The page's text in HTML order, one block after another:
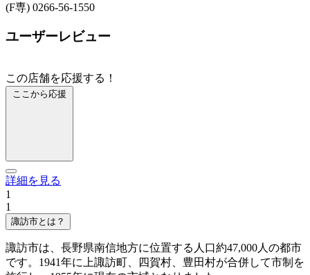
(F専) 0266-56-1550
ユーザーレビュー
この店舗を応援する！
ここから応援
詳細を見る
1
1
諏訪市とは？
諏訪市は、長野県南信地方に位置する人口約47,000人の都市
です。1941年に上諏訪町、四賀村、豊田村が合併して市制を